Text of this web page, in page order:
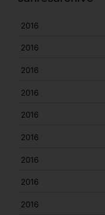
2016
2016
2016
2016
2016
2016
2016
2016
2016